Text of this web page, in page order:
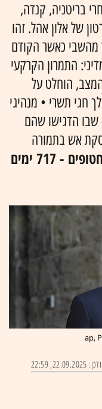
בריטניה, קנדה,
של אלון אהל. זהו
מהשבי כאשר הקודם
המדיני: התמרון הקרקעי
הוחלט על
חגי תשרי • מנהיגי
הדגישו שהם
של 60 ימי הפסקת אש בתמורה
48 חטופים - 717 ימים
22:59